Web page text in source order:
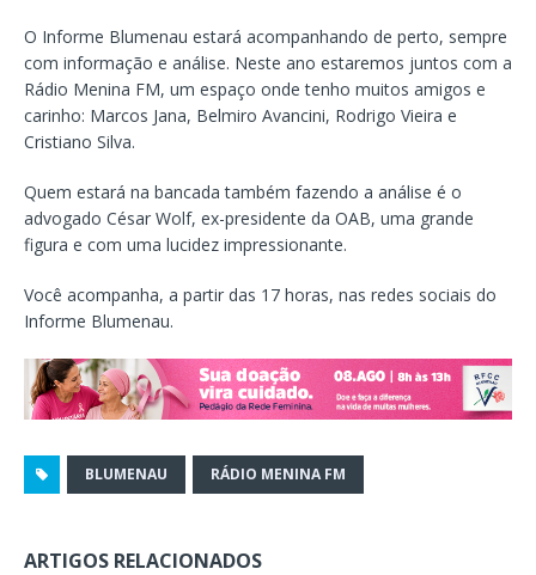
O Informe Blumenau estará acompanhando de perto, sempre
com informação e análise. Neste ano estaremos juntos com a
Rádio Menina FM, um espaço onde tenho muitos amigos e
carinho: Marcos Jana, Belmiro Avancini, Rodrigo Vieira e
Cristiano Silva.
Quem estará na bancada também fazendo a análise é o
advogado César Wolf, ex-presidente da OAB, uma grande
figura e com uma lucidez impressionante.
Você acompanha, a partir das 17 horas, nas redes sociais do
Informe Blumenau.
BLUMENAU RÁDIO MENINA FM
ARTIGOS RELACIONADOS